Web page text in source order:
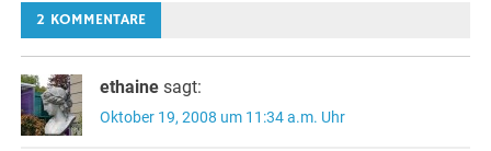
2 KOMMENTARE
ethaine sagt:
Oktober 19, 2008 um 11:34 a.m. Uhr